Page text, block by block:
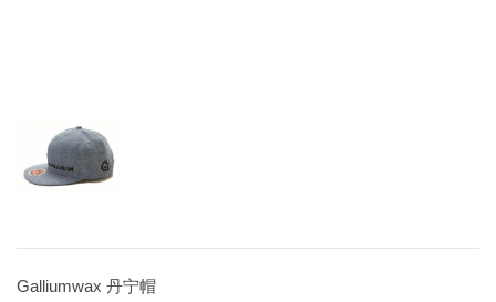
Galliumwax 丹宁帽